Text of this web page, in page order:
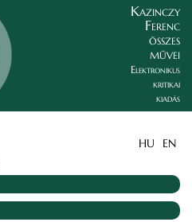
Kazinczy
Ferenc
összes
művei
Elektronikus
kritikai
kiadás
HU EN